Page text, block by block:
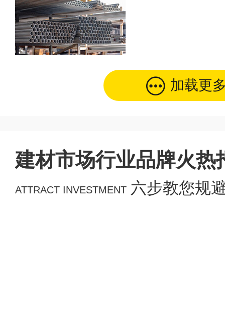
加载更
建材市场行业品牌火热
ATTRACT INVESTMENT 六步教您规